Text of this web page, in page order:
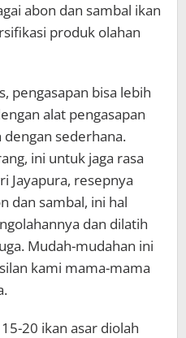
abon dan sambal ikan
produk olahan
pengasapan bisa lebih
alat pengasapan
dengan sederhana.
ini untuk jaga rasa
Jayapura, resepnya
dan sambal, ini hal
dan dilatih
Mudah-mudahan ini
kami mama-mama
20 ikan asar diolah